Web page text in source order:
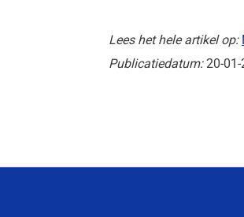
Lees het hele artikel op:
Publicatiedatum:20-